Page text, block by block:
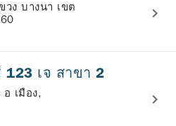
ง บางนา เขต
เจ สาขา 2
เมือง,